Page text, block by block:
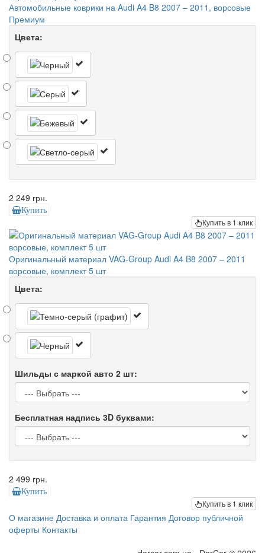
Автомобильные коврики на Audi A4 B8 2007 – 2011, ворсовые
Премиум
Цвета:
2 249 грн.
Купить
Купить в 1 клик
Оригинальный материал VAG-Group Audi A4 B8 2007 – 2011
ворсовые, комплект 5 шт
Цвета:
Шильды с маркой авто 2 шт:
Бесплатная надпись 3D буквами:
2 499 грн.
Купить
Купить в 1 клик
О магазине Доставка и оплата Гарантия Договор публичной
оферты Контакты